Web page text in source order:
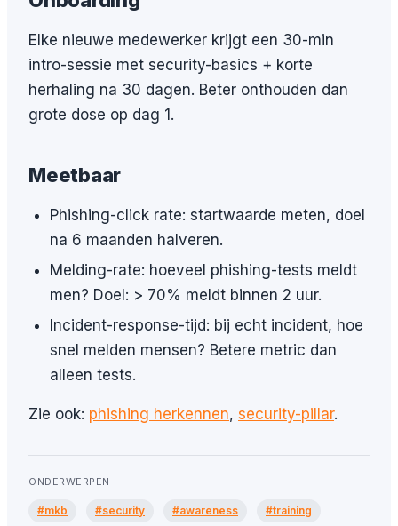
Elke nieuwe medewerker krijgt een 30-min
intro-sessie met security-basics + korte
herhaling na 30 dagen. Beter onthouden dan
grote dose op dag 1.
Meetbaar
Phishing-click rate: startwaarde meten, doel
na 6 maanden halveren.
Melding-rate: hoeveel phishing-tests meldt
men? Doel: > 70% meldt binnen 2 uur.
Incident-response-tijd: bij echt incident, hoe
snel melden mensen? Betere metric dan
alleen tests.
Zie ook: phishing herkennen, security-pillar.
ONDERWERPEN
#mkb #security #awareness #training